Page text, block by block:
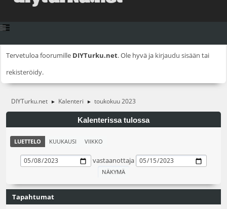
Tervetuloa foorumille DIYTurku.net. Ole hyvä ja kirjaudu sisään tai
rekisteröidy.
DIYTurku.net ► Kalenteri ► toukokuu 2023
Kalenterissa tulossa
LUETTELO KUUKAUSI VIIKKO
vastaanottaja
Tapahtumat